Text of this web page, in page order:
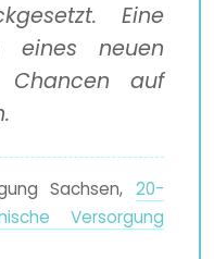
Eine
eines neuen
auf
Sachsen, 20-
Versorgung